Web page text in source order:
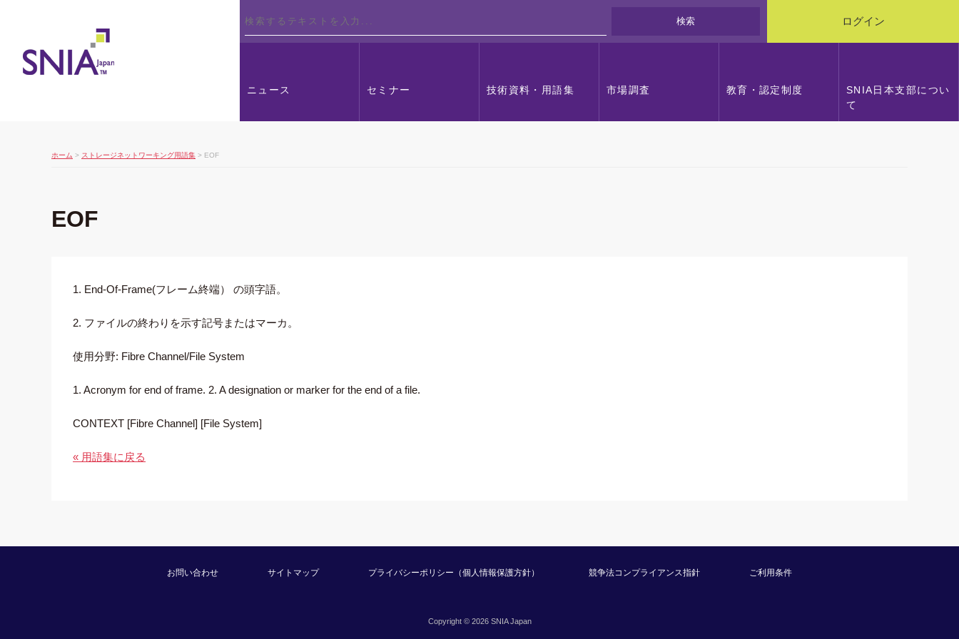
検索 ログイン
ニュース セミナー 技術資料・用語集 市場調査 教育・認定制度
SNIA日本支部につい
て
ホーム > ストレージネットワーキング用語集 > EOF
EOF
1. End-Of-Frame(フレーム終端） の頭字語。
2. ファイルの終わりを示す記号またはマーカ。
使用分野: Fibre Channel/File System
1. Acronym for end of frame. 2. A designation or marker for the end of a file.
CONTEXT [Fibre Channel] [File System]
« 用語集に戻る
お問い合わせ サイトマップ プライバシーポリシー（個人情報保護方針） 競争法コンプライアンス指針 ご利用条件
Copyright © 2026 SNIA Japan